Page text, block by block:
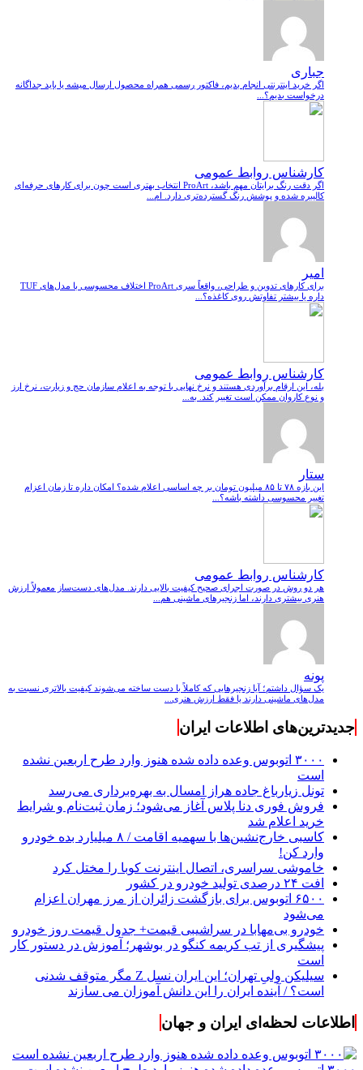
جباری
اگر خرید اینترنتی انجام بدیم، فاکتور رسمی همراه محصول ارسال میشه یا باید جداگانه
درخواست بدیم؟...
کارشناس روابط عمومی
اگر دقت رنگ برایتان مهم باشد، ProArt انتخاب بهتری است چون برای کارهای حرفه‌ای
کالیبره شده و پوشش رنگ گسترده‌تری دارد. ام...
امیر
برای کارهای تدوین و طراحی، واقعاً سری ProArt اختلاف محسوسی با مدل‌های TUF
داره یا بیشتر تفاوتش روی کاغذه؟...
کارشناس روابط عمومی
بله، این ارقام برآوردی هستند و نرخ نهایی با توجه به اعلام سازمان حج و زیارت، نرخ ارز
و نوع کاروان ممکن است تغییر کند. به...
ستار
این بازه ۷۸ تا ۸۵ میلیون تومان بر چه اساسی اعلام شده؟ امکان داره تا زمان اعزام
تغییر محسوسی داشته باشه؟...
کارشناس روابط عمومی
هر دو روش در صورت اجرای صحیح کیفیت بالایی دارند. مدل‌های دست‌ساز معمولاً ارزش
هنری بیشتری دارند، اما زنجیرهای ماشینی هم...
پونه
یک سؤال داشتم؛ آیا زنجیرهایی که کاملاً با دست ساخته می‌شوند کیفیت بالاتری نسبت به
مدل‌های ماشینی دارند یا فقط ارزش هنری...
جدیدترین‌های اطلاعات ایران
۳۰۰۰ اتوبوس وعده داده شده هنوز وارد طرح اربعین نشده
است
تونل زیارباغ جاده هراز امسال به بهره‌برداری می‌رسد
فروش فوری دنا پلاس آغاز می‌شود؛ زمان ثبت‌نام و شرایط
خرید اعلام شد
کاسبی خارج‌نشین‌ها با سهمیه اقامت / ۸ میلیارد بده خودرو
وارد کن!
خاموشی سراسری، اتصال اینترنت کوبا را مختل کرد
افت ۲۴ درصدی تولید خودرو در کشور
۶۵۰۰ اتوبوس برای بازگشت زائران از مرز مهران اعزام
می‌شود
خودرو بی‌مهابا در سراشیبی قیمت+ جدول قیمت روز خودرو
پیشگیری از تب کریمه کنگو در بوشهر؛ آموزش در دستور کار
است
سیلیکن ولیِ تهران؛ این ایران نسل Z مگر متوقف شدنی
است؟ / آینده ایران را این دانش آموزان می سازند
اطلاعات لحظه‌ای ایران و جهان